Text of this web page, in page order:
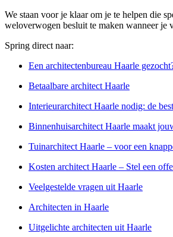
We staan voor je klaar om je te helpen die
weloverwogen besluit te maken wanneer je
Spring direct naar:
Een architectenbureau Haarle
Betaalbare architect Haarle
Interieurarchitect Haarle nodig: de
Binnenhuisarchitect Haarle maakt
Tuinarchitect Haarle – voor een
Kosten architect Haarle – Stel een
Veelgestelde vragen uit Haarle
Architecten in Haarle
Uitgelichte architecten uit Haarle